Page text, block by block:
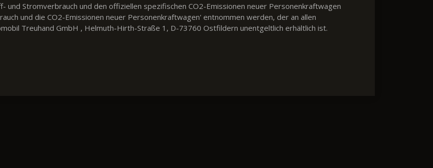
Stromverbrauch und den offiziellen spezifischen CO2-Emissionen neuer Personenkraftwagen
und die CO2-Emissionen neuer Personenkraftwagen' entnommen werden, der an allen
Treuhand GmbH , Helmuth-Hirth-Straße 1, D-73760 Ostfildern unentgeltlich erhältlich ist.